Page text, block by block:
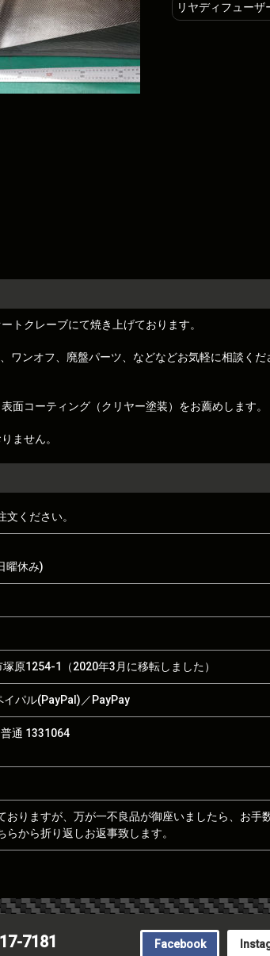
リヤディフューザ
トクレーブにて焼き上げております。
ワンオフ、廃盤パーツ、などなどお気軽に相談くだ
面コーティング（クリヤー塗装）をお薦めします。
ません。
文ください。
曜休み)
原1254-1（2020年3月に移転しました）
パル(PayPal)／PayPay
通 1331064
おりますが、万が一不良品が御座いましたら、お手
から折り返しお返事致します。
7181 Facebook